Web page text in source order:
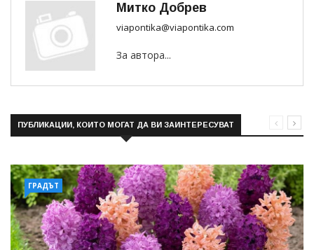
Митко Добрев
viapontika@viapontika.com
За автора...
ПУБЛИКАЦИИ, КОИТО МОГАТ ДА ВИ ЗАИНТЕРЕСУВАТ
ГРАДЪТ